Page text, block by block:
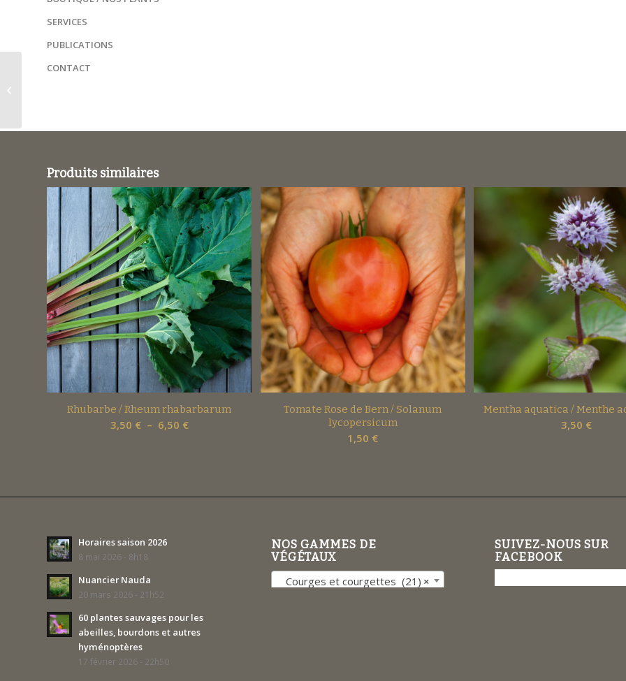
SERVICES
PUBLICATIONS
CONTACT
Produits similaires
Rhubarbe / Rheum rhabarbarum
3,50 € – 6,50 €Plage
Tomate Rose de Bern / Solanum
lycopersicum
1,50 €
Mentha aquatica / Menthe
3,50 €
Horaires saison 2026
8 mai 2026 - 8h18
Nuancier Nauda
20 mars 2026 - 21h52
60 plantes sauvages pour les
abeilles, bourdons et autres
hyménoptères
17 février 2026 - 22h50
NOS GAMMES DE
VÉGÉTAUX
×
Courges et courgettes (21)
SUIVEZ-NOUS SUR
FACEBOOK